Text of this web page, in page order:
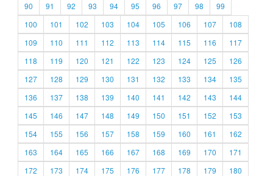
90
91 92 93 94 95 96 97 98
99
100
101 102 103 104 105 106 107
108
109
110 111 112 113 114 115 116
117
118
119 120 121 122 123 124 125
126
127
128 129 130 131 132 133 134
135
136
137 138 139 140 141 142 143
144
145
146 147 148 149 150 151 152
153
154
155 156 157 158 159 160 161
162
163
164 165 166 167 168 169 170
171
172
173 174 175 176 177 178 179
180